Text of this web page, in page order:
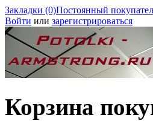
Закладки (0)Постоянный
Войти или зарегистрироваться
Корзина